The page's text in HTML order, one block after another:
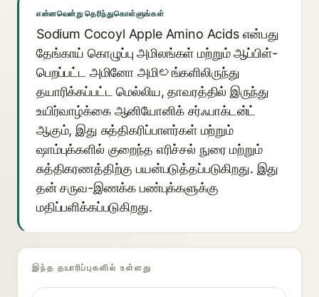
என்னவென்று தெரிந்துகொள்ளுங்கள்
Sodium Cocoyl Apple Amino Acids என்பது
தேங்காய் கொழுப்பு அமிலங்கள் மற்றும் ஆப்பிள்-
பெறப்பட்ட அமினோ அமிలங்களிலிருந்து
தயாரிக்கப்பட்ட மெல்லிய, தாவரத்தில் இருந்து
உயிர்வாழ்க்கை ஆனியோனிக் சர்ஃபாக்டன்ட்
ஆகும், இது சுத்திகரிப்பாளர்கள் மற்றும்
ஷாம்புக்களில் குறைந்த எரிச்சல் நுரை மற்றும்
சுத்திகரணத்திற்கு பயன்படுத்தப்படுகிறது. இது
தன் சருவ-இணக்க பண்புக்களுக்கு
மதிப்பளிக்கப்படுகிறது.
இந்த தயாரிப்புகளில் உள்ளது